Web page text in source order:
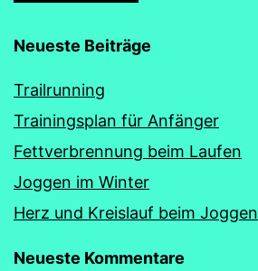
Neueste Beiträge
Trailrunning
Trainingsplan für Anfänger
Fettverbrennung beim Laufen
Joggen im Winter
Herz und Kreislauf beim Joggen
Neueste Kommentare